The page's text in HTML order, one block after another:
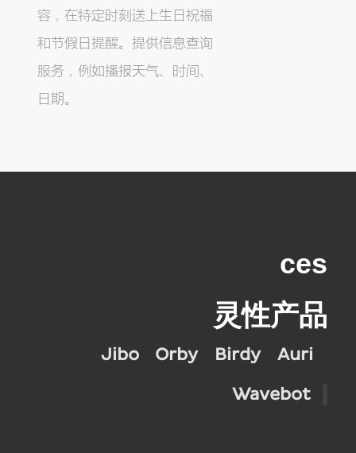
容，在特定时刻送上生日祝福
和节假日提醒。提供信息查询
服务，例如播报天气、时间、
日期。
ces
灵性产品
Jibo Orby Birdy
Auri
Wavebot